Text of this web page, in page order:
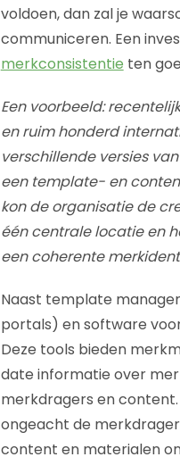
voldoen, dan zal je
communiceren. Een
merkconsistentie ten
Een voorbeeld:
en ruim honderd
verschillende versies
een template- en
kon de organisatie de
één centrale locatie en
een coherente
Naast template
portals) en software
Deze tools bieden
date informatie over
merkdragers en
ongeacht de
content en materialen